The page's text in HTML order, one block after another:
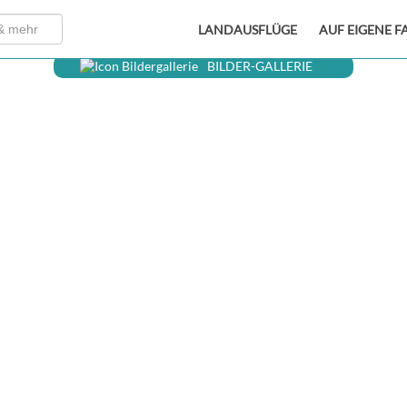
LANDAUSFLÜGE AUF EIGENE
BILDER-GALLERIE